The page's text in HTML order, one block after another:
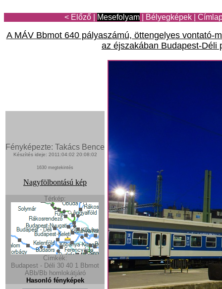
< Előző Mesefolyam Bélyegképek
A MÁV Bbmot 640 pályaszámú, öttengelyes vontató-
az éjszakában Budapest-Déli
Fényképezte: Takács Bence
Készítés ideje: 2011:04:02 20:08:02
1630 megtekintés
Nagyfölbontású kép
Térkép:
Címkék:
Budapest - Déli 30 40 1 Bbmot
ABb/Bb homlokátjáró
Hasonló fényképek